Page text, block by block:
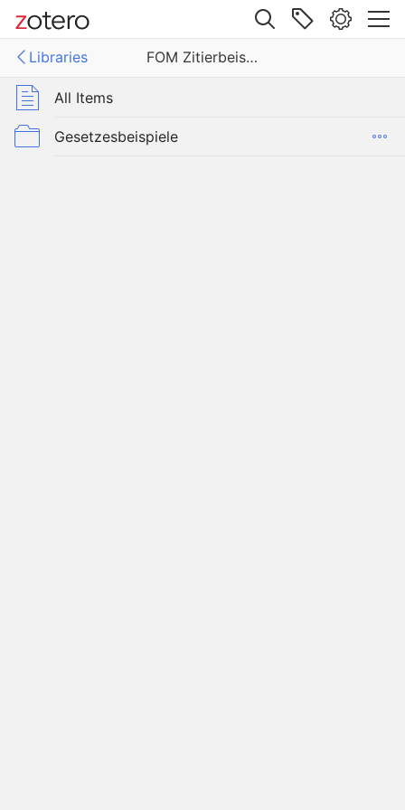
Site navigation
Libraries
FOM Zitierbeispiele
Web libraryAll Items
Gesetzesbeispiele